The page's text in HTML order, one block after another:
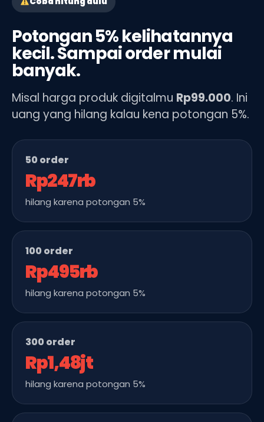
Potongan 5% kelihatannya
kecil. Sampai order mulai
banyak.
Misal harga produk digitalmu Rp99.000. Ini
uang yang hilang kalau kena potongan 5%.
50 order
Rp247rb
hilang karena potongan 5%
100 order
Rp495rb
hilang karena potongan 5%
300 order
Rp1,48jt
hilang karena potongan 5%